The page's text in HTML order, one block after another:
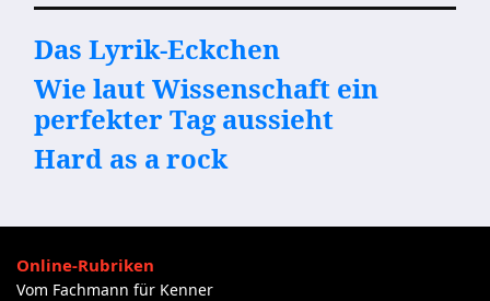
Das Lyrik-Eckchen
Wie laut Wissenschaft ein
perfekter Tag aussieht
Hard as a rock
Online-Rubriken
Vom Fachmann für Kenner